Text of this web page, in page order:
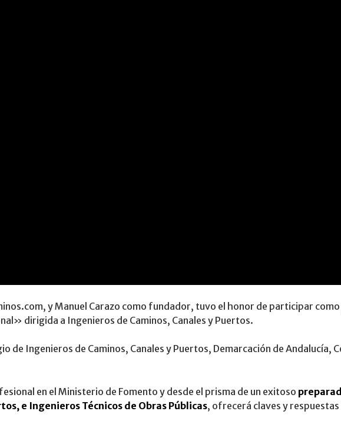
y Manuel Carazo como fundador, tuvo el honor de participar
dirigida a Ingenieros de Caminos, Canales y Puertos.
de Ingenieros de Caminos, Canales y Puertos, Demarcación de Andalucía,
en el Ministerio de Fomento y desde el prisma de un exitoso
e Ingenieros Técnicos de Obras Públicas, ofrecerá claves y